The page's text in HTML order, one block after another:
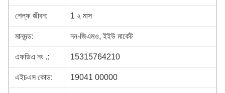
শেল্ফ জীবন: 1 ২ মাস
মানদন্ড: নন-জিএমও, ইইউ মার্কেট
এফডিএ নং .: 15315764210
এইচএস কোড: 19041 00000